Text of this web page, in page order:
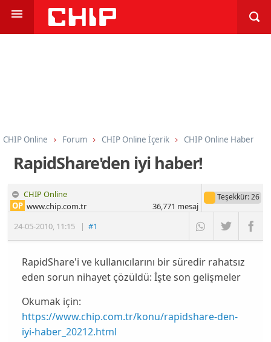
CHIP Online Forum CHIP Online İçerik CHIP Online Haber
RapidShare'den iyi haber!
CHIP Online
24-05-2010, 11:15 |#1
OP www.chip.com.tr
Teşekkür: 26
36,771 mesaj
RapidShare'i ve kullanıcılarını bir süredir rahatsız
eden sorun nihayet çözüldü: İşte son gelişmeler
Okumak için:
https://www.chip.com.tr/konu/rapidshare-den-
iyi-haber_20212.html